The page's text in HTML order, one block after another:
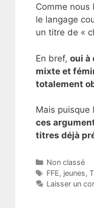
Comme nous
le langage
un titre de «
En bref, oui à
mixte et
totalement
Mais puisque
ces
titres déjà
Catégories
Non classé
Étiquettes
FFE, jeunes,
Laisser un